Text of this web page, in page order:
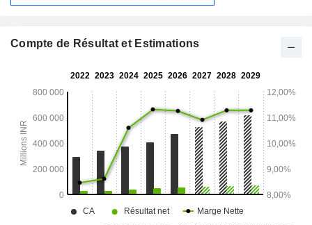
Compte de Résultat et Estimations